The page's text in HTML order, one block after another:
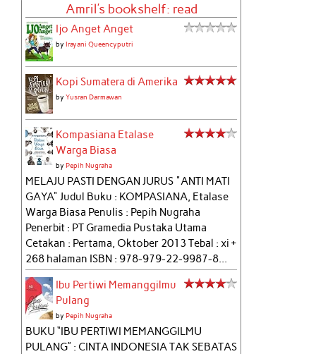
Amril's bookshelf: read
Ijo Anget Anget
byIrayani Queencyputri
Kopi Sumatera di Amerika
byYusran Darmawan
Kompasiana Etalase
Warga Biasa
byPepih Nugraha
MELAJU PASTI DENGAN JURUS "ANTI MATI
GAYA" Judul Buku : KOMPASIANA, Etalase
Warga Biasa Penulis : Pepih Nugraha
Penerbit : PT Gramedia Pustaka Utama
Cetakan : Pertama, Oktober 2013 Tebal : xi +
268 halaman ISBN : 978-979-22-9987-8...
Ibu Pertiwi Memanggilmu
Pulang
byPepih Nugraha
BUKU “IBU PERTIWI MEMANGGILMU
PULANG” : CINTA INDONESIA TAK SEBATAS